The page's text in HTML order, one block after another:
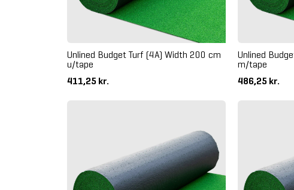
Unlined Budget Turf (4A) Width 200 cm
u/tape
411,25 kr.
Unlined
m/tape
486,25 kr.